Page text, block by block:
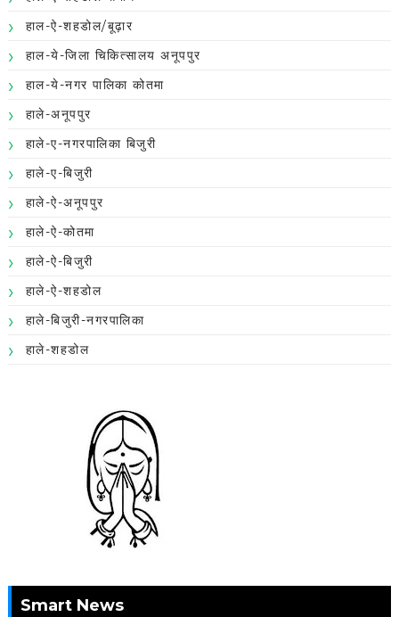
हाल-ऐ-शहडोल/बूढ़ार
हाल-ये-जिला चिकित्सालय अनूपपुर
हाल-ये-नगर पालिका कोतमा
हाले-अनूपपुर
हाले-ए-नगरपालिका बिजुरी
हाले-ए-बिजुरी
हाले-ऐ-अनूपपुर
हाले-ऐ-कोतमा
हाले-ऐ-बिजुरी
हाले-ऐ-शहडोल
हाले-बिजुरी-नगरपालिका
हाले-शहडोल
Smart News